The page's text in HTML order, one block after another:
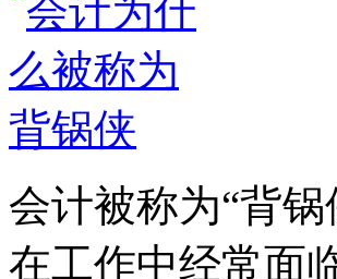
会计被称为“背
在工作中经常面